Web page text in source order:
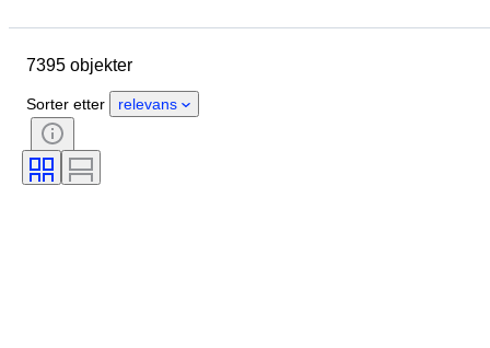
Periode
Solgt av
Utgave nr
7395 objekter
Sorter etter relevans